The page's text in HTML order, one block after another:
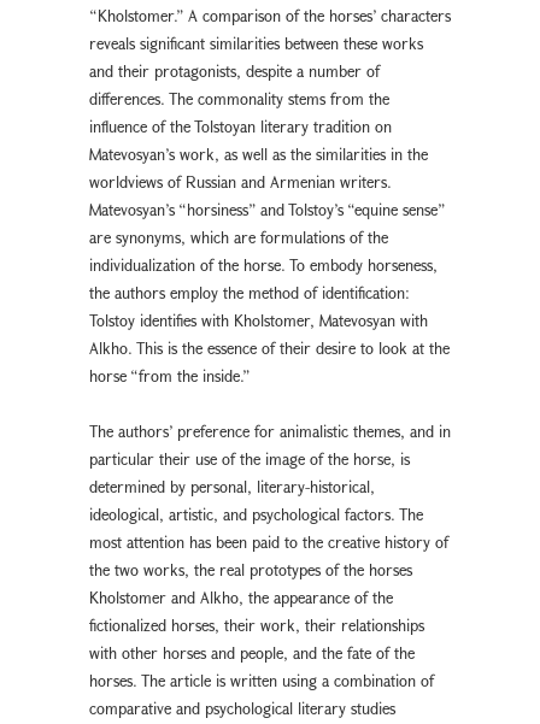
“Kholstomer.” A comparison of the horses’ characters
reveals significant similarities between these works
and their protagonists, despite a number of
differences. The commonality stems from the
influence of the Tolstoyan literary tradition on
Matevosyan’s work, as well as the similarities in the
worldviews of Russian and Armenian writers.
Matevosyan’s “horsiness” and Tolstoy’s “equine sense”
are synonyms, which are formulations of the
individualization of the horse. To embody horseness,
the authors employ the method of identification:
Tolstoy identifies with Kholstomer, Matevosyan with
Alkho. This is the essence of their desire to look at the
horse “from the inside.”
The authors’ preference for animalistic themes, and in
particular their use of the image of the horse, is
determined by personal, literary-historical,
ideological, artistic, and psychological factors. The
most attention has been paid to the creative history of
the two works, the real prototypes of the horses
Kholstomer and Alkho, the appearance of the
fictionalized horses, their work, their relationships
with other horses and people, and the fate of the
horses. The article is written using a combination of
comparative and psychological literary studies